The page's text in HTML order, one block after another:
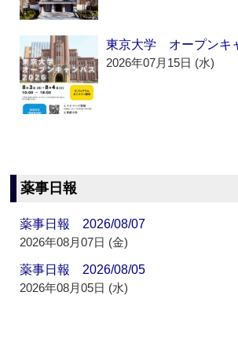
東京大学 オープンキ
2026年07月15日 (水)
薬事日報
薬事日報 2026/08/07
2026年08月07日 (金)
薬事日報 2026/08/05
2026年08月05日 (水)